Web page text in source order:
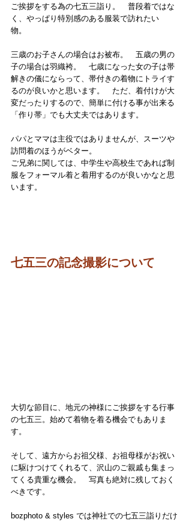
ご挨拶をする為の七五三詣り。　普段着ではな
く、やっぱり特別感のある服装で訪れたい
物。
三歳のお子さんの場合はお被布。　五歳の男の
子の場合は羽織袴。　七歳になった女の子は帯
解きの儀にならって、帯付きの着物にトライす
るのが良いかと思います。　ただ、着付けが大
変だったりするので、簡単に付ける事が出来る
「作り帯」でも大丈夫ではあります。
パパとママは主役ではありませんが、スーツや
訪問着のほうがベター。
ご兄弟に関しては、中学生や高校生であれば制
服をフォーマル着と着用するのが良いかなと思
います。
七五三の記念撮影について
大切な節目に、地元の神様にご挨拶をする行事
の七五三。始めて着物を着る機会でもありま
す。
そして、遠方からお祖父様、お祖母様がお祝い
に駆けつけてくれるて、沢山のご親戚も集まっ
てくる貴重な機会。　写真も絶対に残しておく
べきです。
bozphoto & styles では神社での七五三詣りだけ